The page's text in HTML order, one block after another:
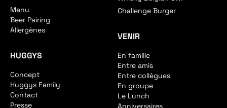
Menu
Beer Pairing
Allergènes
HUGGYS
Concept
Huggys Family
Contact
Presse
Challenge Burger
VENIR
En famille
Entre amis
Entre collègues
En groupe
Le Lunch
Anniversaires